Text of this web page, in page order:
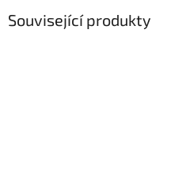
Související produkty